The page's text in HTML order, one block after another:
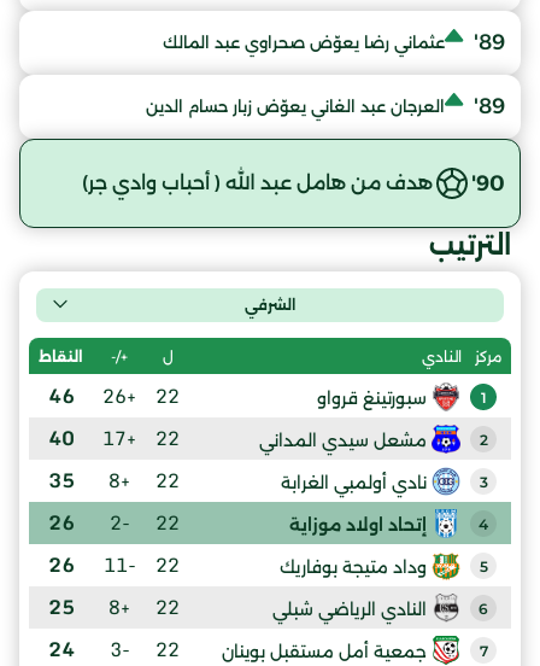
89' عثماني رضا يعوّض صحراوي عبد المالك
89' العرجان عبد الغاني يعوّض زبار حسام الدين
90' هدف من هامل عبد الله ( أحباب وادي جر)
الترتيب
الشرفي
مركز النادي ل +/- النقاط
1 سبورتينغ قرواو 22
+26
46
2 مشعل سيدي المداني 22
+17
40
3 نادي أولمبي الغرابة 22
+8
35
4 إتحاد اولاد موزاية 22
-2
26
5 وداد متيجة بوفاريك 22
-11
26
6 النادي الرياضي شبلي 22
+8
25
7 جمعية أمل مستقبل بوينان 22
-3
24